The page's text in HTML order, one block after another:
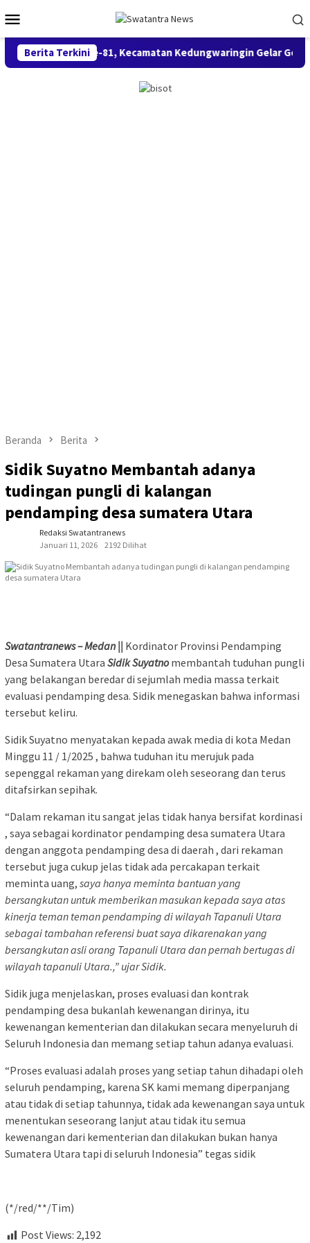
ke
kontenMobile
Berita Terkini
& HUT RI ke-81, Kecamatan Kedungwaringin Gelar Gerak
Beranda Berita
Sidik Suyatno Membantah adanya
tudingan pungli di kalangan
pendamping desa sumatera Utara
Redaksi Swatantranews
Januari 11, 2026
2192 Dilihat
Swatantranews – Medan || Kordinator Provinsi Pendamping
Desa Sumatera Utara Sidik Suyatnomembantah tuduhan pungli
yang belakangan beredar di sejumlah media massa terkait
evaluasi pendamping desa. Sidik menegaskan bahwa informasi
tersebut keliru.
Sidik Suyatno menyatakan kepada awak media di kota Medan
Minggu 11 / 1/2025 , bahwa tuduhan itu merujuk pada
sepenggal rekaman yang direkam oleh seseorang dan terus
ditafsirkan sepihak.
“Dalam rekaman itu sangat jelas tidak hanya bersifat kordinasi
, saya sebagai kordinator pendamping desa sumatera Utara
dengan anggota pendamping desa di daerah , dari rekaman
tersebut juga cukup jelas tidak ada percakapan terkait
meminta uang, saya hanya meminta bantuan yang
bersangkutan untuk memberikan masukan kepada saya atas
kinerja teman teman pendamping di wilayah Tapanuli Utara
sebagai tambahan referensi buat saya dikarenakan yang
bersangkutan asli orang Tapanuli Utara dan pernah bertugas di
wilayah tapanuli Utara.,” ujar Sidik.
Sidik juga menjelaskan, proses evaluasi dan kontrak
pendamping desa bukanlah kewenangan dirinya, itu
kewenangan kementerian dan dilakukan secara menyeluruh di
Seluruh Indonesia dan memang setiap tahun adanya evaluasi.
“Proses evaluasi adalah proses yang setiap tahun dihadapi oleh
seluruh pendamping, karena SK kami memang diperpanjang
atau tidak di setiap tahunnya, tidak ada kewenangan saya untuk
menentukan seseorang lanjut atau tidak itu semua
kewenangan dari kementerian dan dilakukan bukan hanya
Sumatera Utara tapi di seluruh Indonesia” tegas sidik
(*/red/**/Tim)
Post Views: 2,192